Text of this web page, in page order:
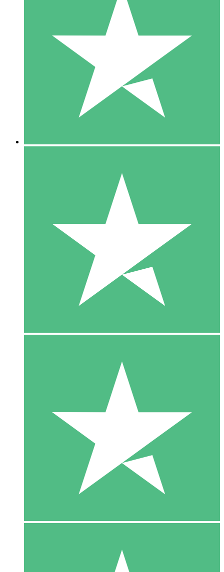
Individuele Creditpakketten
Betaal per gebruik met downloadtegoeden. Geen maandelijkse
1000
10 Downloaden
20 00